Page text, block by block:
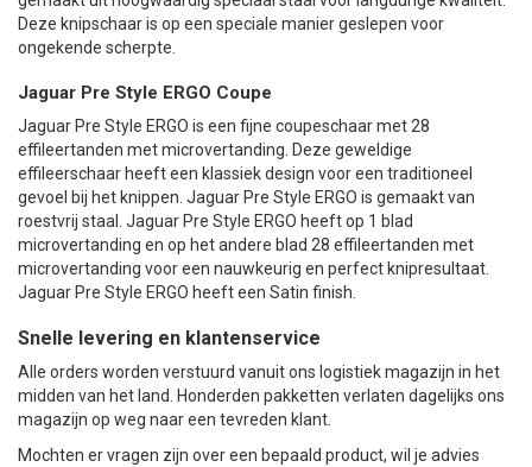
Deze knipschaar is op een speciale manier geslepen voor
ongekende scherpte.
Jaguar Pre Style ERGO Coupe
Jaguar Pre Style ERGO is een fijne coupeschaar met 28
effileertanden met microvertanding. Deze geweldige
effileerschaar heeft een klassiek design voor een traditioneel
gevoel bij het knippen. Jaguar Pre Style ERGO is gemaakt van
roestvrij staal. Jaguar Pre Style ERGO heeft op 1 blad
microvertanding en op het andere blad 28 effileertanden met
microvertanding voor een nauwkeurig en perfect knipresultaat.
Jaguar Pre Style ERGO heeft een Satin finish.
Snelle levering en klantenservice
Alle orders worden verstuurd vanuit ons logistiek magazijn in het
midden van het land. Honderden pakketten verlaten dagelijks ons
magazijn op weg naar een tevreden klant.
Mochten er vragen zijn over een bepaald product, wil je advies